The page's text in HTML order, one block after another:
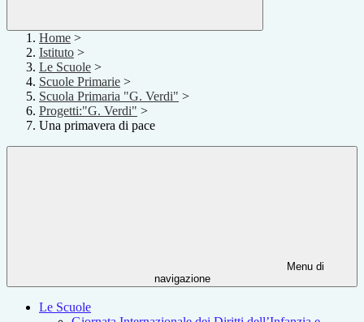
Home >
Istituto >
Le Scuole >
Scuole Primarie >
Scuola Primaria "G. Verdi" >
Progetti:"G. Verdi" >
Una primavera di pace
Menu di
navigazione
Le Scuole